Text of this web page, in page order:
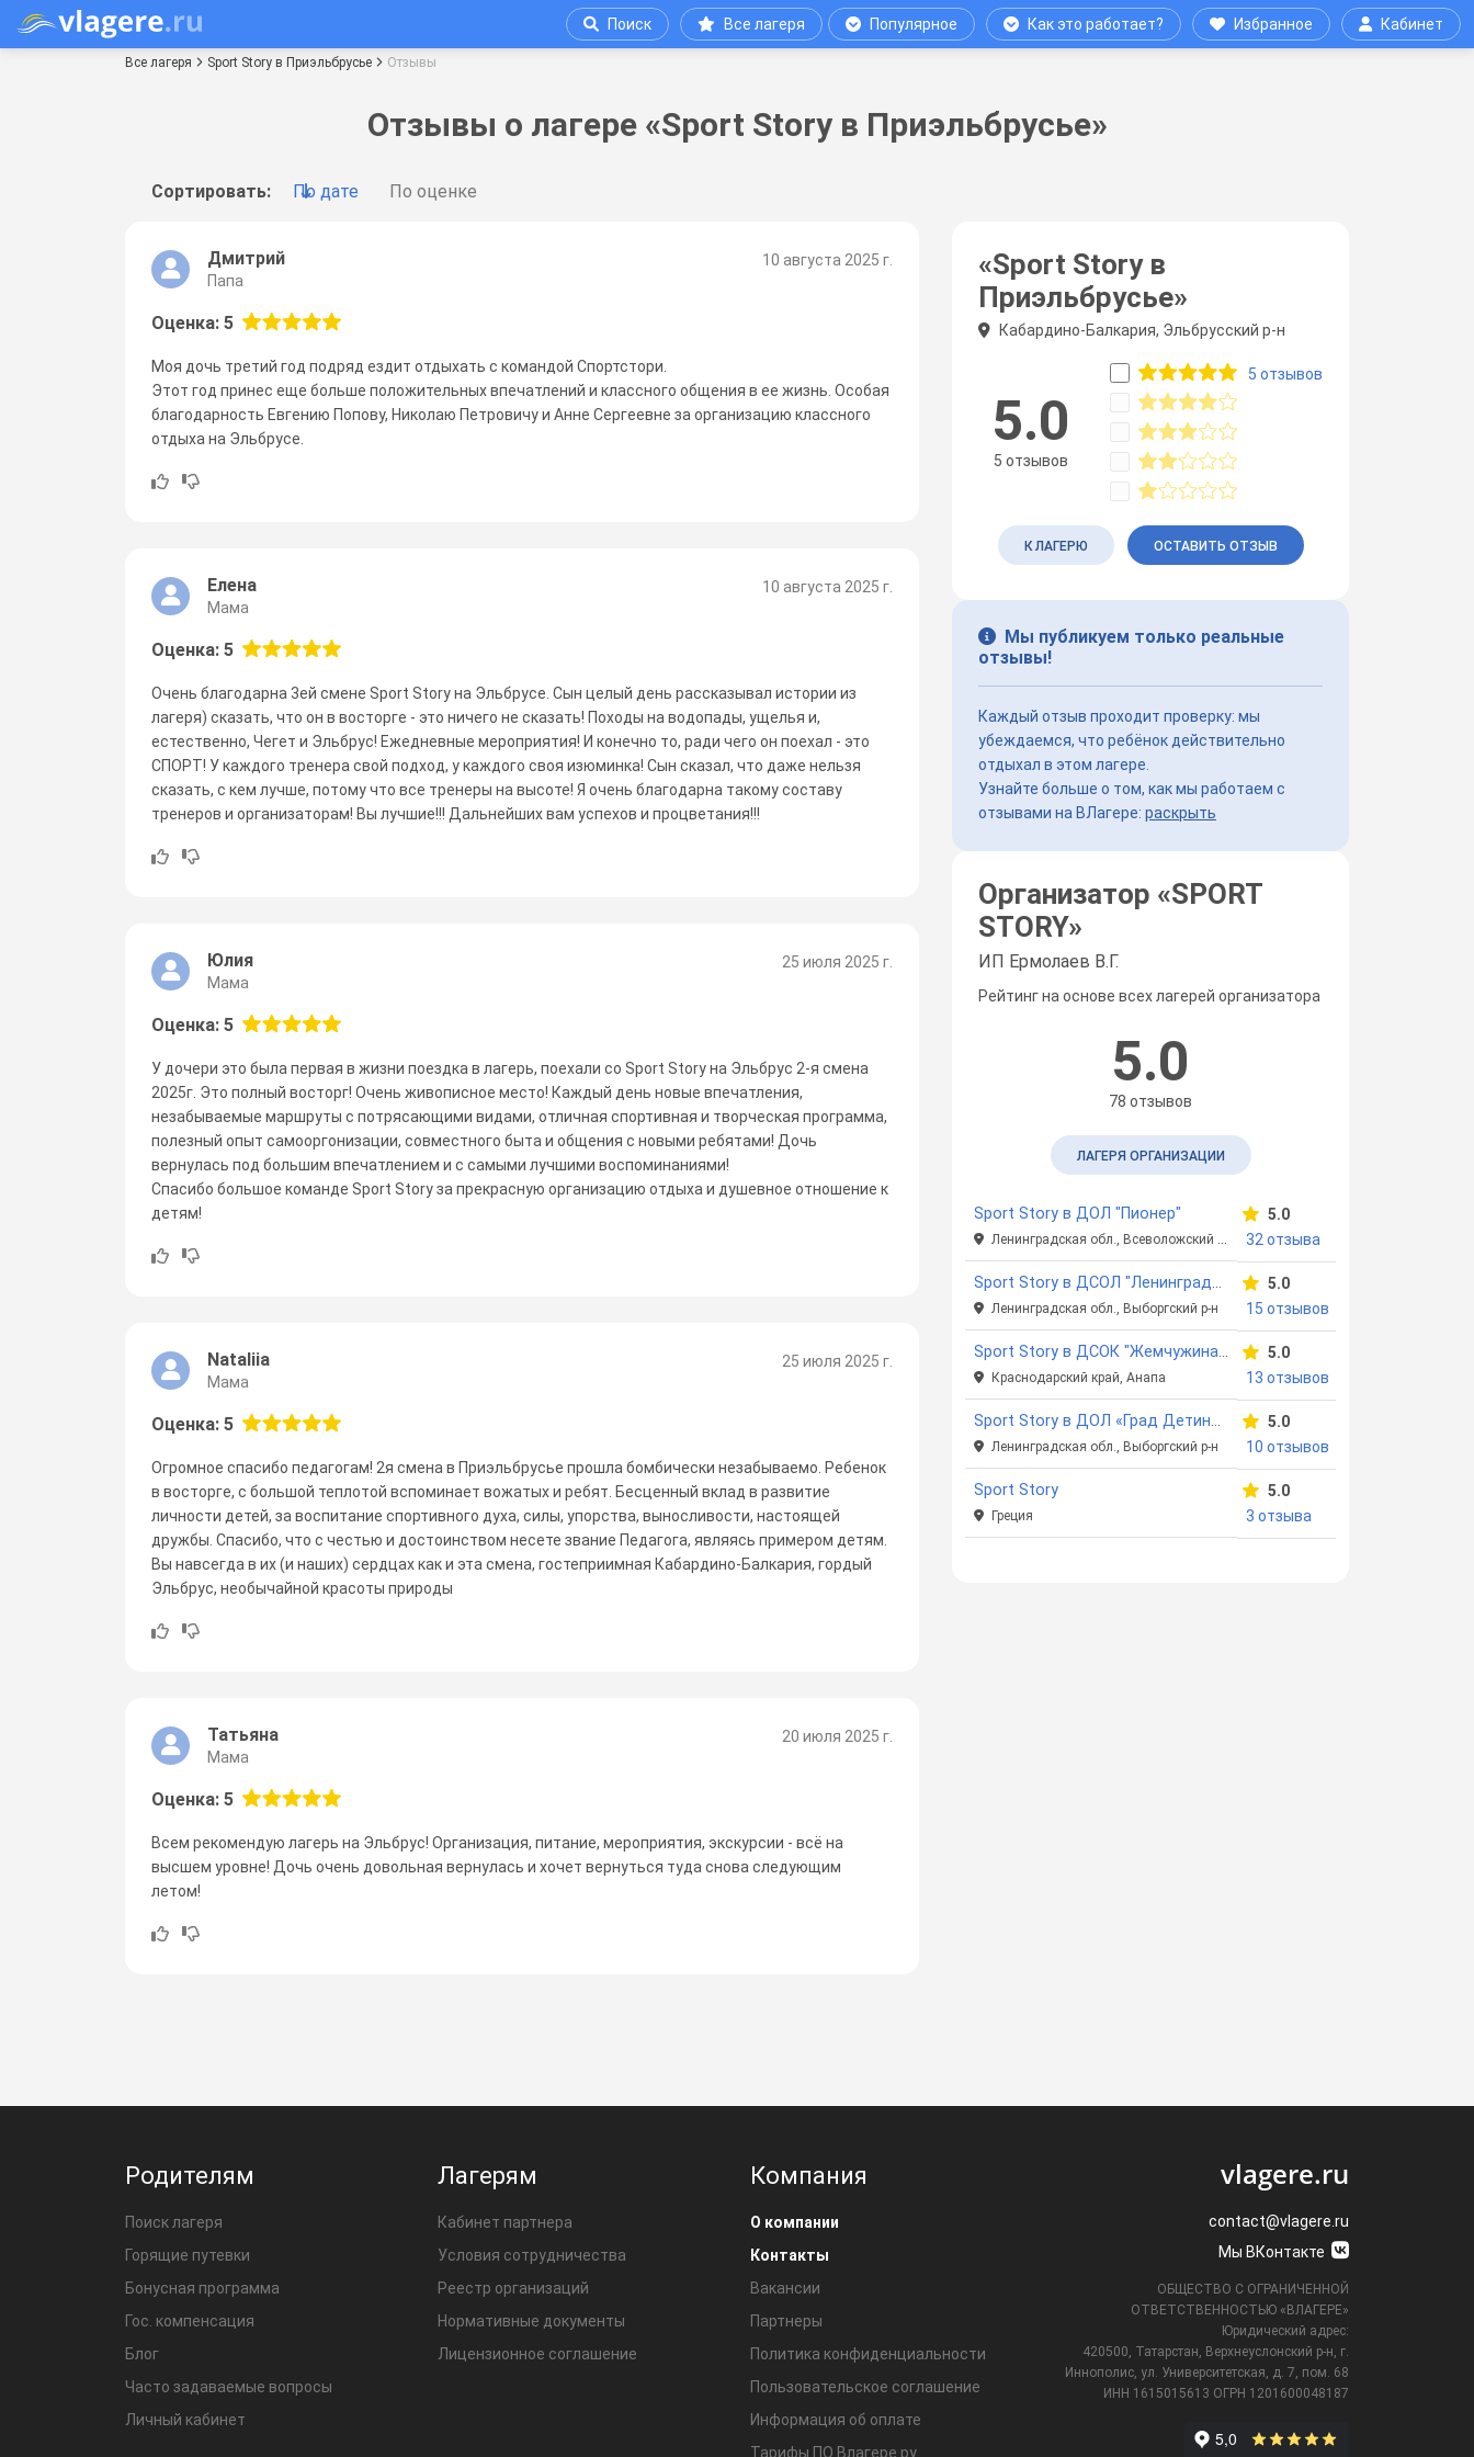
Поиск Все лагеря Популярное Как это работает? Избранное Кабинет
Все лагеря Sport Story в Приэльбрусье Отзывы
Отзывы о лагере «Sport Story в Приэльбрусье»
Сортировать: По дате По оценке
10 августа 2025 г.
Дмитрий
Папа
Оценка: 5
Моя дочь третий год подряд ездит отдыхать с командой Спортстори.
Этот год принес еще больше положительных впечатлений и классного общения в ее жизнь. Особая
благодарность Евгению Попову, Николаю Петровичу и Анне Сергеевне за организацию классного
отдыха на Эльбрусе.
10 августа 2025 г.
Елена
Мама
Оценка: 5
Очень благодарна 3ей смене Sport Story на Эльбрусе. Сын целый день рассказывал истории из
лагеря) сказать, что он в восторге - это ничего не сказать! Походы на водопады, ущелья и,
естественно, Чегет и Эльбрус! Ежедневные мероприятия! И конечно то, ради чего он поехал - это
СПОРТ! У каждого тренера свой подход, у каждого своя изюминка! Сын сказал, что даже нельзя
сказать, с кем лучше, потому что все тренеры на высоте! Я очень благодарна такому составу
тренеров и организаторам! Вы лучшие!!! Дальнейших вам успехов и процветания!!!
25 июля 2025 г.
Юлия
Мама
Оценка: 5
У дочери это была первая в жизни поездка в лагерь, поехали со Sport Story на Эльбрус 2-я смена
2025г. Это полный восторг! Очень живописное место! Каждый день новые впечатления,
незабываемые маршруты с потрясающими видами, отличная спортивная и творческая программа,
полезный опыт самооргонизации, совместного быта и общения с новыми ребятами! Дочь
вернулась под большим впечатлением и с самыми лучшими воспоминаниями!
Спасибо большое команде Sport Story за прекрасную организацию отдыха и душевное отношение к
детям!
25 июля 2025 г.
Nataliia
Мама
Оценка: 5
Огромное спасибо педагогам! 2я смена в Приэльбрусье прошла бомбически незабываемо. Ребенок
в восторге, с большой теплотой вспоминает вожатых и ребят. Бесценный вклад в развитие
личности детей, за воспитание спортивного духа, силы, упорства, выносливости, настоящей
дружбы. Спасибо, что с честью и достоинством несете звание Педагога, являясь примером детям.
Вы навсегда в их (и наших) сердцах как и эта смена, гостеприимная Кабардино-Балкария, гордый
Эльбрус, необычайной красоты природы
20 июля 2025 г.
Татьяна
Мама
Оценка: 5
Всем рекомендую лагерь на Эльбрус! Организация, питание, мероприятия, экскурсии - всё на
высшем уровне! Дочь очень довольная вернулась и хочет вернуться туда снова следующим
летом!
«Sport Story в
Приэльбрусье»
Кабардино-Балкария, Эльбрусский р-н
5.0
5 отзывов
5 отзывов
К ЛАГЕРЮ ОСТАВИТЬ ОТЗЫВ
Мы публикуем только реальные
отзывы!
Каждый отзыв проходит проверку: мы
убеждаемся, что ребёнок действительно
отдыхал в этом лагере.
Узнайте больше о том, как мы работаем с
отзывами на ВЛагере: раскрыть
Организатор «SPORT
STORY»
ИП Ермолаев В.Г.
Рейтинг на основе всех лагерей организатора
5.0
78 отзывов
ЛАГЕРЯ ОРГАНИЗАЦИИ
Sport Story в ДОЛ "Пионер"
Ленинградская обл., Всеволожский р-н
5.0
32 отзыва
Sport Story в ДСОЛ "Ленинградец"
Ленинградская обл., Выборгский р-н
5.0
15 отзывов
Sport Story в ДСОК "Жемчужина России"
Краснодарский край, Анапа
5.0
13 отзывов
Sport Story в ДОЛ «Град Детинец»
Ленинградская обл., Выборгский р-н
5.0
10 отзывов
Sport Story
Греция
5.0
3 отзыва
Родителям
Поиск лагеря
Горящие путевки
Бонусная программа
Гос. компенсация
Блог
Часто задаваемые вопросы
Личный кабинет
Лагерям
Кабинет партнера
Условия сотрудничества
Реестр организаций
Нормативные документы
Лицензионное соглашение
Компания
О компании
Контакты
Вакансии
Партнеры
Политика конфиденциальности
Пользовательское соглашение
Информация об оплате
Тарифы ПО Влагере.ру
vlagere.ru
contact@vlagere.ru
Мы ВКонтакте
ОБЩЕСТВО С ОГРАНИЧЕННОЙ
ОТВЕТСТВЕННОСТЬЮ «ВЛАГЕРЕ»
Юридический адрес:
420500, Татарстан, Верхнеуслонский р-н, г.
Иннополис, ул. Университетская,
д. 7, пом. 68
ИНН 1615015613 ОГРН 1201600048187